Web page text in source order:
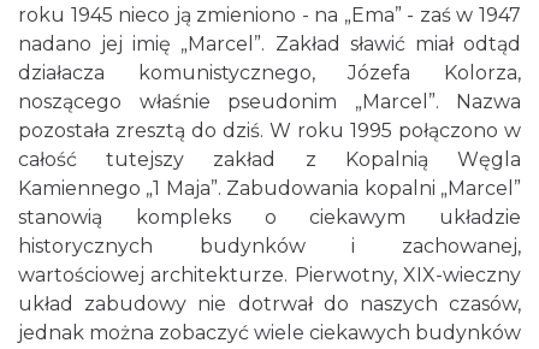
roku 1945 nieco ją zmieniono - na „Ema” - zaś w 1947
nadano jej imię „Marcel”. Zakład sławić miał odtąd
działacza komunistycznego, Józefa Kolorza,
noszącego właśnie pseudonim „Marcel”. Nazwa
pozostała zresztą do dziś. W roku 1995 połączono w
całość tutejszy zakład z Kopalnią Węgla
Kamiennego „1 Maja”. Zabudowania kopalni „Marcel”
stanowią kompleks o ciekawym układzie
historycznych budynków i zachowanej,
wartościowej architekturze. Pierwotny, XIX-wieczny
układ zabudowy nie dotrwał do naszych czasów,
jednak można zobaczyć wiele ciekawych budynków